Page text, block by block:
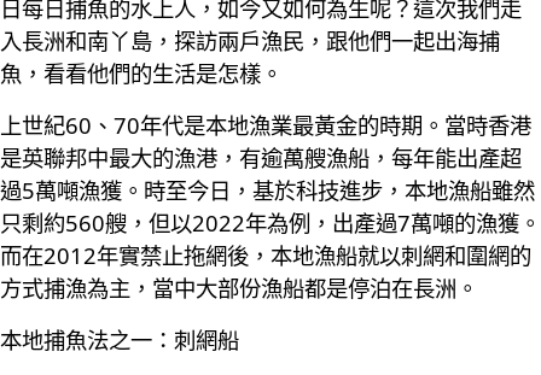
日每日捕魚的水上人，如今又如何為生呢？這次我們走
入長洲和南丫島，探訪兩戶漁民，跟他們一起出海捕
魚，看看他們的生活是怎樣。
上世紀60、70年代是本地漁業最黃金的時期。當時香港
是英聯邦中最大的漁港，有逾萬艘漁船，每年能出產超
過5萬噸漁獲。時至今日，基於科技進步，本地漁船雖然
只剩約560艘，但以2022年為例，出產過7萬噸的漁獲。
而在2012年實禁止拖網後，本地漁船就以刺網和圍網的
方式捕漁為主，當中大部份漁船都是停泊在長洲。
本地捕魚法之一：刺網船